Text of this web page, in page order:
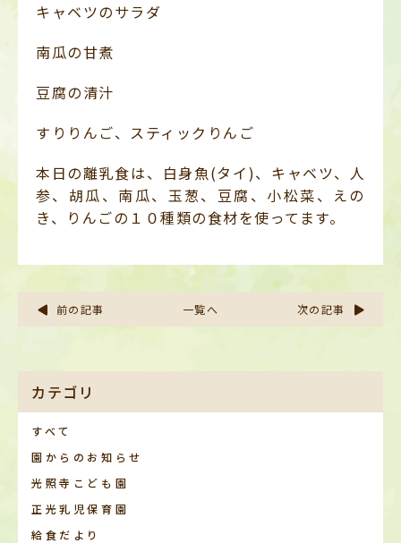
キャベツのサラダ
南瓜の甘煮
豆腐の清汁
すりりんご、スティックりんご
本日の離乳食は、白身魚(タイ)、キャベツ、人
参、胡瓜、南瓜、玉葱、豆腐、小松菜、えの
き、りんごの１０種類の食材を使ってます。
前の記事 一覧へ 次の記事
カテゴリ
すべて
園からのお知らせ
光照寺こども園
正光乳児保育園
給食だより